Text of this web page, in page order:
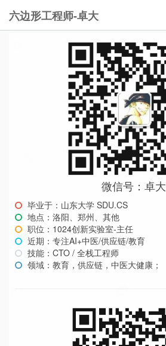
六边形工程师-卓大
微信号：卓大
毕业于：山东大学 SDU.CS
地点：洛阳、郑州、其他
职位：1024创新实验室-主任
近期：专注AI+中医/供应链/教育
技能：CTO / 全栈工程师
领域：教育，供应链，中医大健康；